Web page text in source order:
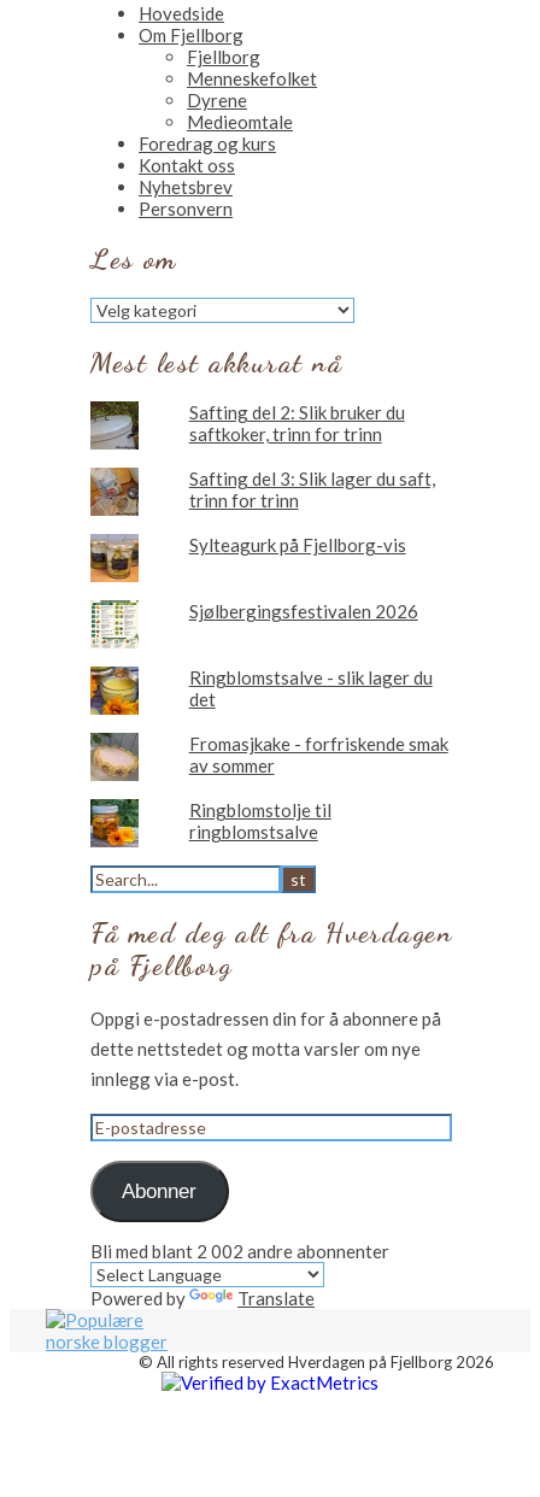
Hovedside
Om Fjellborg
Fjellborg
Menneskefolket
Dyrene
Medieomtale
Foredrag og kurs
Kontakt oss
Nyhetsbrev
Personvern
Les om
Les
om
Mest lest akkurat nå
Safting del 2: Slik bruker du
saftkoker, trinn for trinn
Safting del 3: Slik lager du saft,
trinn for trinn
Sylteagurk på Fjellborg-vis
Sjølbergingsfestivalen 2026
Ringblomstsalve - slik lager du
det
Fromasjkake - forfriskende smak
av sommer
Ringblomstolje til
ringblomstsalve
Få med deg alt fra Hverdagen
på Fjellborg
Oppgi e-postadressen din for å abonnere på
dette nettstedet og motta varsler om nye
innlegg via e-post.
E-
postadresse
Abonner
Bli med blant 2 002 andre abonnenter
Powered by Translate
© All rights reserved Hverdagen på Fjellborg 2026